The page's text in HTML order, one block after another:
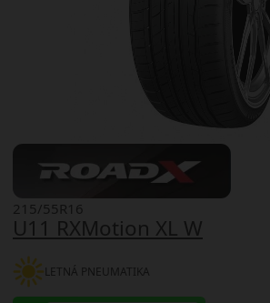
U11 RXMotion XL W
215/55R16
LETNÁ PNEUMATIKA